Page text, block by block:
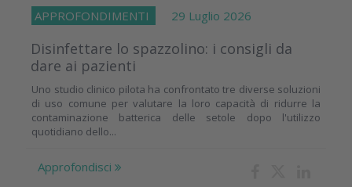
APPROFONDIMENTI 29 Luglio 2026
Disinfettare lo spazzolino: i consigli da
dare ai pazienti
Uno studio clinico pilota ha confrontato tre diverse soluzioni
di uso comune per valutare la loro capacità di ridurre la
contaminazione batterica delle setole dopo l'utilizzo
quotidiano dello...
Approfondisci